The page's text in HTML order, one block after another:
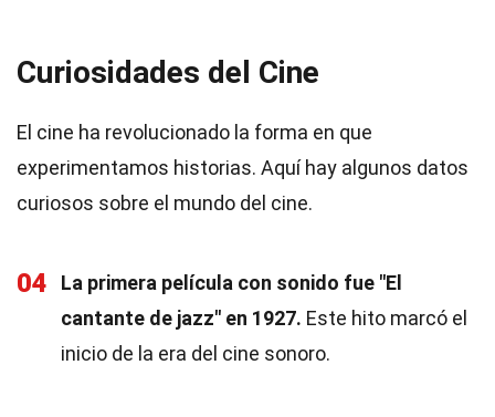
Curiosidades del Cine
El cine ha revolucionado la forma en que
experimentamos historias. Aquí hay algunos datos
curiosos sobre el mundo del cine.
04
La primera película con sonido fue "El
cantante de jazz" en 1927. Este hito marcó el
inicio de la era del cine sonoro.